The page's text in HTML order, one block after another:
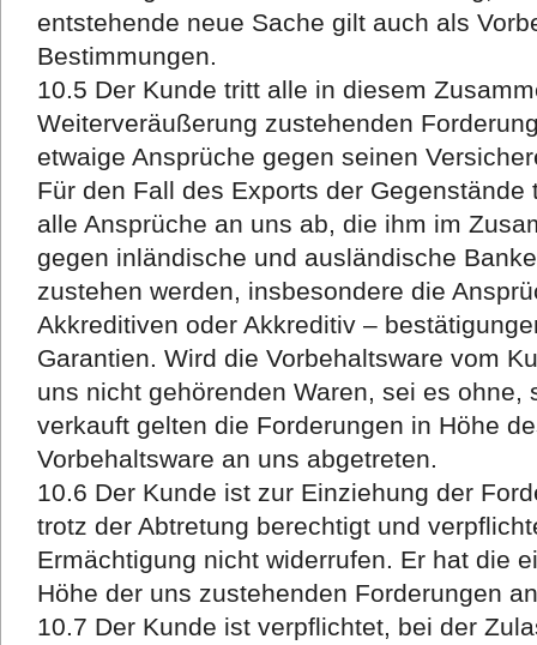
entstehende neue Sache gilt auch als
Bestimmungen.
10.5 Der Kunde tritt alle in diesem
Weiterveräußerung zustehenden
etwaige Ansprüche gegen seinen
Für den Fall des Exports der
alle Ansprüche an uns ab, die ihm im
gegen inländische und ausländische
zustehen werden, insbesondere die
Akkreditiven oder Akkreditiv –
Garantien. Wird die Vorbehaltsware vom
uns nicht gehörenden Waren, sei es ohne,
verkauft gelten die Forderungen in Höhe
Vorbehaltsware an uns abgetreten.
10.6 Der Kunde ist zur Einziehung der
trotz der Abtretung berechtigt und
Ermächtigung nicht widerrufen. Er hat die
Höhe der uns zustehenden Forderungen
10.7 Der Kunde ist verpflichtet, bei der